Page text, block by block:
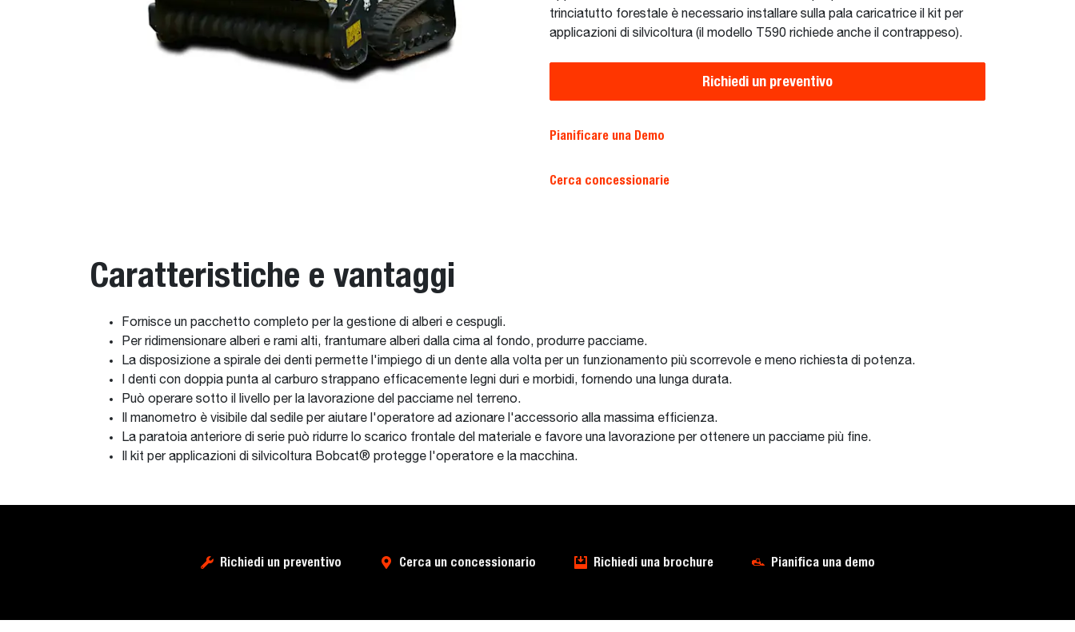
trinciatutto forestale è necessario installare sulla pala caricatrice il kit per
applicazioni di silvicoltura (il modello T590 richiede anche il contrappeso).
Richiedi un preventivo
Pianificare una Demo
Cerca concessionarie
Caratteristiche e vantaggi
Fornisce un pacchetto completo per la gestione di alberi e cespugli.
Per ridimensionare alberi e rami alti, frantumare alberi dalla cima al fondo, produrre pacciame.
La disposizione a spirale dei denti permette l'impiego di un dente alla volta per un funzionamento più scorrevole e meno richiesta di potenza.
I denti con doppia punta al carburo strappano efficacemente legni duri e morbidi, fornendo una lunga durata.
Può operare sotto il livello per la lavorazione del pacciame nel terreno.
Il manometro è visibile dal sedile per aiutare l'operatore ad azionare l'accessorio alla massima efficienza.
La paratoia anteriore di serie può ridurre lo scarico frontale del materiale e favore una lavorazione per ottenere un pacciame più fine.
Il kit per applicazioni di silvicoltura Bobcat® protegge l'operatore e la macchina.
Richiedi un preventivo Cerca un concessionario Richiedi una brochure Pianifica una demo